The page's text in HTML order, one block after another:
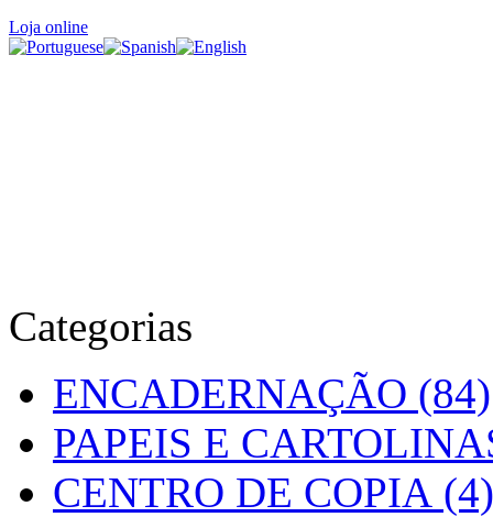
Loja online
Categorias
ENCADERNAÇÃO (84)
PAPEIS E
CENTRO DE COPIA (4)